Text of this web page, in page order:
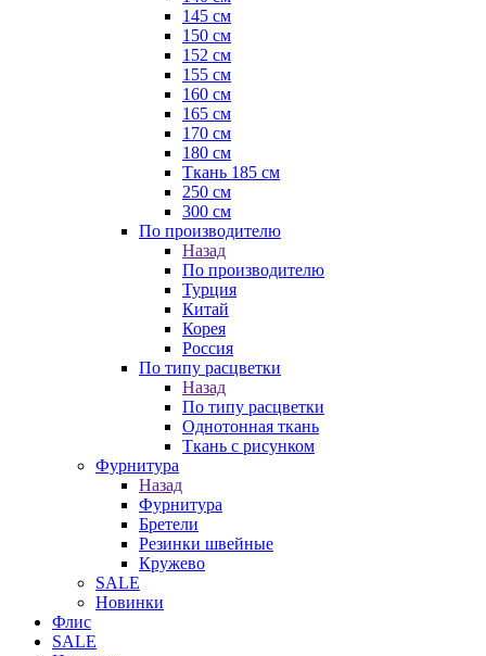
145 см
150 см
152 см
155 см
160 см
165 см
170 см
180 см
Ткань 185 см
250 см
300 см
По производителю
Назад
По производителю
Турция
Китай
Корея
Россия
По типу расцветки
Назад
По типу расцветки
Однотонная ткань
Ткань с рисунком
Фурнитура
Назад
Фурнитура
Бретели
Резинки швейные
Кружево
SALE
Новинки
Флис
SALE